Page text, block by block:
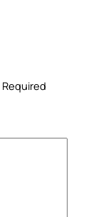
Required